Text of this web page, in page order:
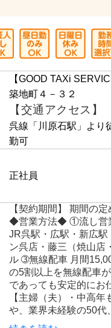
【GOOD TAXi
築地町４－３２
【交通アクセス】
呉線「川原石駅」より
勤可
正社員
【契約期間】 期間の
◆営業方法◆ ①流し営
JR呉駅・広駅・新広
ン呉店・藤三（焼山店
ル ➂無線配車 月間
の5割以上を無線配車
であっても安定的にお
【主婦（夫）・中高
や、業界未経験の50